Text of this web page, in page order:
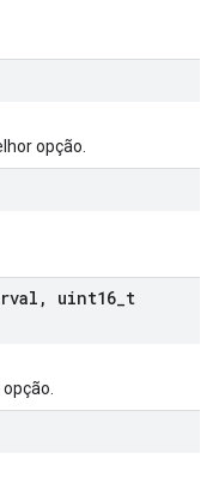
opção.
, uint16 t